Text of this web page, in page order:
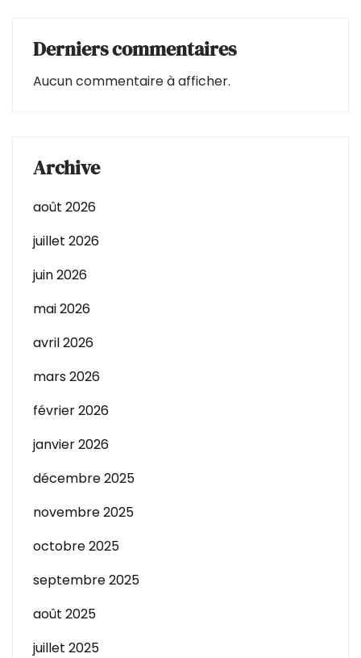
Derniers commentaires
Aucun commentaire à afficher.
Archive
août 2026
juillet 2026
juin 2026
mai 2026
avril 2026
mars 2026
février 2026
janvier 2026
décembre 2025
novembre 2025
octobre 2025
septembre 2025
août 2025
juillet 2025